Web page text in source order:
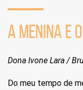
A MENINA E
Dona Ivone Lara /
Do meu tempo de